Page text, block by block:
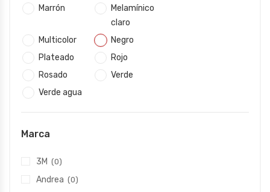
Marrón
Melamínico
claro
Multicolor
Negro
Plateado
Rojo
Rosado
Verde
Verde agua
Marca
3M (0)
Andrea (0)